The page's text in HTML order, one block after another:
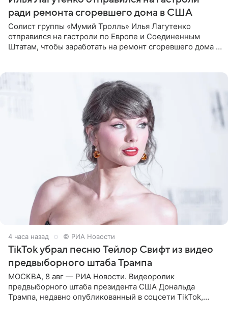
ради ремонта сгоревшего дома в США
Солист группы «Мумий Тролль» Илья Лагутенко
отправился на гастроли по Европе и Соединенным
Штатам, чтобы заработать на ремонт сгоревшего дома в
4 часа назад © РИА Новости
TikTok убрал песню Тейлор Свифт из видео
предвыборного штаба Трампа
МОСКВА, 8 авг — РИА Новости. Видеоролик
предвыборного штаба президента США Дональда
Трампа, недавно опубликованный в соцсети TikTok,